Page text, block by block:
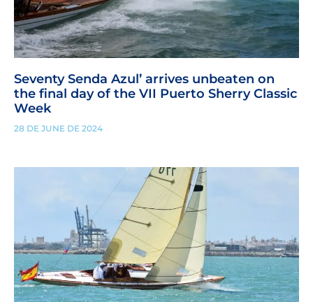
Seventy Senda Azul’ arrives unbeaten on
the final day of the VII Puerto Sherry Classic
Week
28 DE JUNE DE 2024